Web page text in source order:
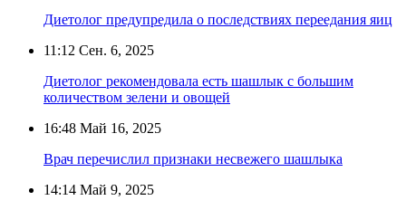
Диетолог предупредила о последствиях переедания яиц
11:12 Сен. 6, 2025
Диетолог рекомендовала есть шашлык с большим
количеством зелени и овощей
16:48 Май 16, 2025
Врач перечислил признаки несвежего шашлыка
14:14 Май 9, 2025